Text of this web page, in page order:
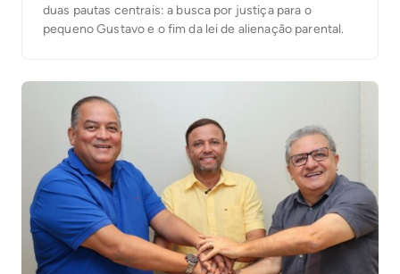
duas pautas centrais: a busca por justiça para o
pequeno Gustavo e o fim da lei de alienação parental.